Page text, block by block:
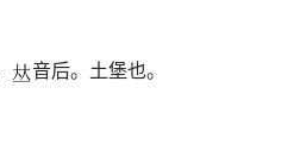
𠀤音后。土堡也。